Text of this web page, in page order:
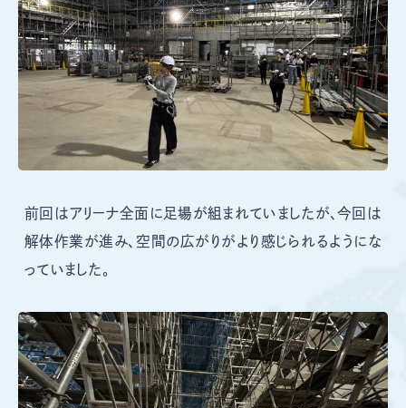
前回はアリーナ全面に足場が組まれていましたが、今回は
解体作業が進み、空間の広がりがより感じられるようにな
っていました。